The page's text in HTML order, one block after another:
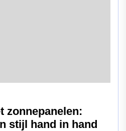
zonnepanelen:
stijl hand in hand